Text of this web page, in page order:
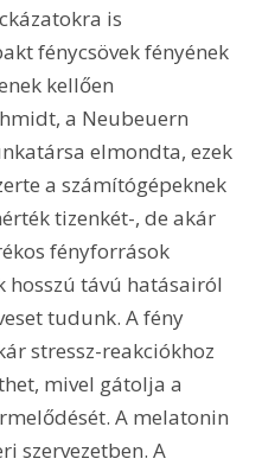
is
fénycsövek fényének
kellően
a Neubeuern
elmondta, ezek
a számítógépeknek
tizenkét-, de akár
fényforrások
hosszú távú hatásairól
tudunk. A fény
stressz-reakciókhoz
mivel gátolja a
A melatonin
szervezetben. A